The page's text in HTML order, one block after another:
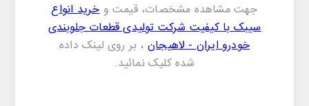
جهت مشاهده مشخصات، قیمت وخرید انواع
سیبک با کیفیت شرکت تولیدی قطعات جلوبندی
خودرو ایران - لاهیجان ، بر روی لینک داده
شده کلیک نمائید.